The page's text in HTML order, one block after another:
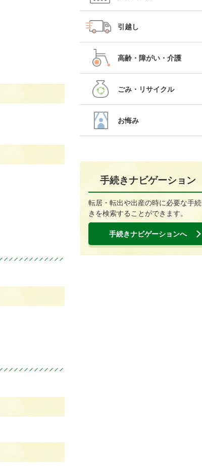
引越し
高齢・障がい・介護
ごみ・リサイクル
お悔み
手続きナビゲーション
転居・転出や出産の時に必要な手続
きを検索することができます。
手続きナビゲーションへ